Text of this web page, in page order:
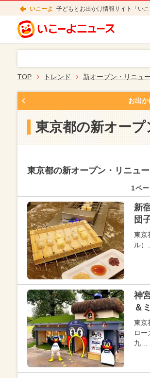
いこーよ 子どもとお出かけ情報サイト「い
TOP トレンド 新オープン・リニュ
お出
東京都の新オー
東京都の新オープン・リニュ
1ペ
新
団
東京
ル）
神
＆
東京
ロー
九…